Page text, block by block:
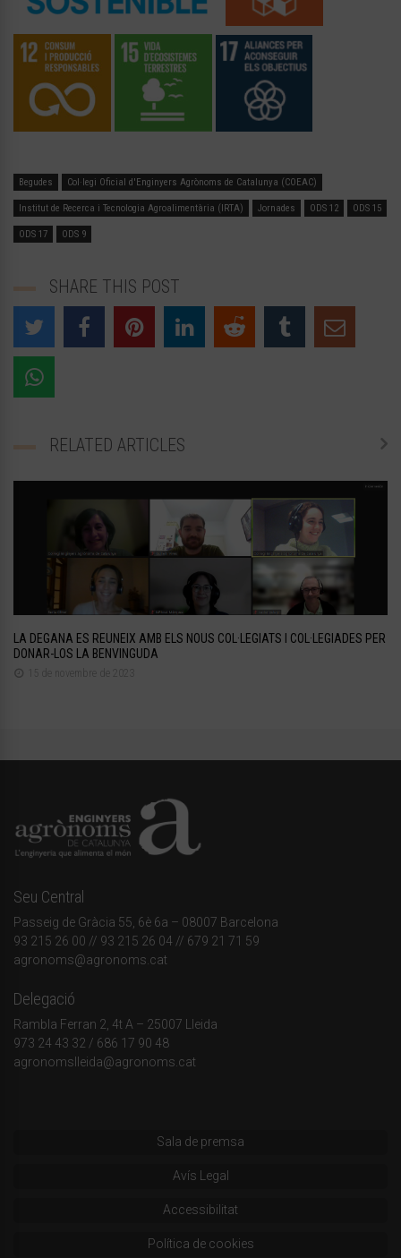
Begudes Col·legi Oficial d'Enginyers Agrònoms de Catalunya (COEAC)
Institut de Recerca i Tecnologia Agroalimentària (IRTA) Jornades ODS 12 ODS 15
ODS 17 ODS 9
SHARE THIS POST
RELATED ARTICLES
LA DEGANA ES REUNEIX AMB ELS NOUS COL·LEGIATS I COL·LEGIADES PER
DONAR-LOS LA BENVINGUDA
15 de novembre de 2023
Seu Central
Passeig de Gràcia 55, 6è 6a – 08007 Barcelona
93 215 26 00 // 93 215 26 04 // 679 21 71 59
agronoms@agronoms.cat
Delegació
Rambla Ferran 2, 4t A – 25007 Lleida
973 24 43 32 / 686 17 90 48
agronomslleida@agronoms.cat
Sala de premsa
Avís Legal
Accessibilitat
Política de cookies